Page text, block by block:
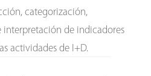
categorización,
interpretación de indicadores
actividades de I+D.